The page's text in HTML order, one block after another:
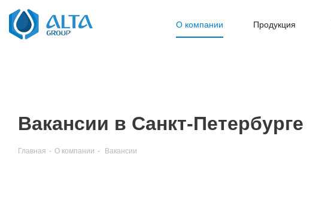
О компании Продукция
Вакансии в Санкт-Петербурге
Главная - О компании - Вакансии